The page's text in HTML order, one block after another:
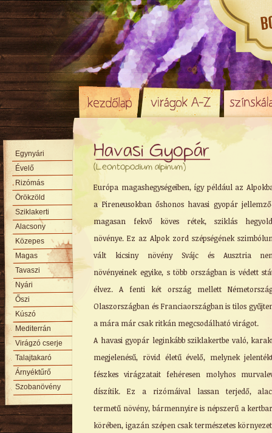
Havasi Gyopár
(Leontopodium alpinum)
Európa magashegységeiben, így például az
a Pireneusokban őshonos havasi gyopár
magasan fekvő köves rétek, sziklás
növénye. Ez az Alpok zord szépségének
vált kicsiny növény Svájc és Ausztria
növényeinek egyike, s több országban is védett
élvez. A fenti két ország mellett
Olaszországban és Franciaországban is tilos
a mára már csak ritkán megcsodálható virágot.
A havasi gyopár leginkább sziklakertbe való,
megjelenésű, rövid életű évelő, melynek
fészkes virágzatait fehéresen molyhos
díszítik. Ez a rizómáival lassan terjedő,
termetű növény, bármennyire is népszerű a
körében, igazán szépen csak természetes
Egynyári
Évelő
Rizómás
Örökzöld
Sziklakerti
Alacsony
Közepes
Magas
Tavaszi
Nyári
Őszi
Kúszó
Mediterrán
Virágzó cserje
Talajtakaró
Árnyéktűrő
Szobanövény